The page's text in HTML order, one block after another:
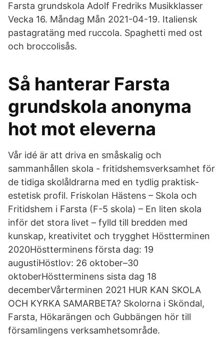
Farsta grundskola Adolf Fredriks Musikklasser
Vecka 16. Måndag Mån 2021-04-19. Italiensk
pastagratäng med ruccola. Spaghetti med ost
och broccolisås.
Så hanterar Farsta
grundskola anonyma
hot mot eleverna
Vår idé är att driva en småskalig och
sammanhållen skola - fritidshemsverksamhet för
de tidiga skolåldrarna med en tydlig praktisk-
estetisk profil. Friskolan Hästens – Skola och
Fritidshem i Farsta (F-5 skola) – En liten skola
inför det stora livet – fylld till bredden med
kunskap, kreativitet och trygghet Höstterminen
2020Höstterminens första dag: 19
augustiHöstlov: 26 oktober–30
oktoberHöstterminens sista dag 18
decemberVårterminen 2021 HUR KAN SKOLA
OCH KYRKA SAMARBETA? Skolorna i Sköndal,
Farsta, Hökarängen och Gubbängen hör till
församlingens verksamhetsområde.